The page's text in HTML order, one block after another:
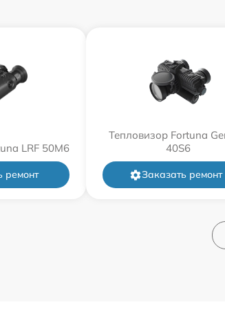
LRF 50M6
ремонт
Тепловизор Fortuna
40S6
Заказать ремонт